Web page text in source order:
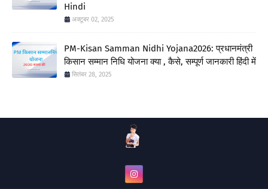
Hindi
अक्टूबर 02, 2025
PM-Kisan Samman Nidhi Yojana2026: प्रधानमंत्री
किसान सम्मान निधि योजना क्या , कैसे, सम्पूर्ण जानकारी हिंदी में
सितंबर 28, 2025